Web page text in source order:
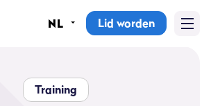
Sportscholen
NL Lid worden
Training